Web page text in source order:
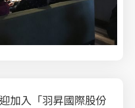
加入「羽昇國際股份